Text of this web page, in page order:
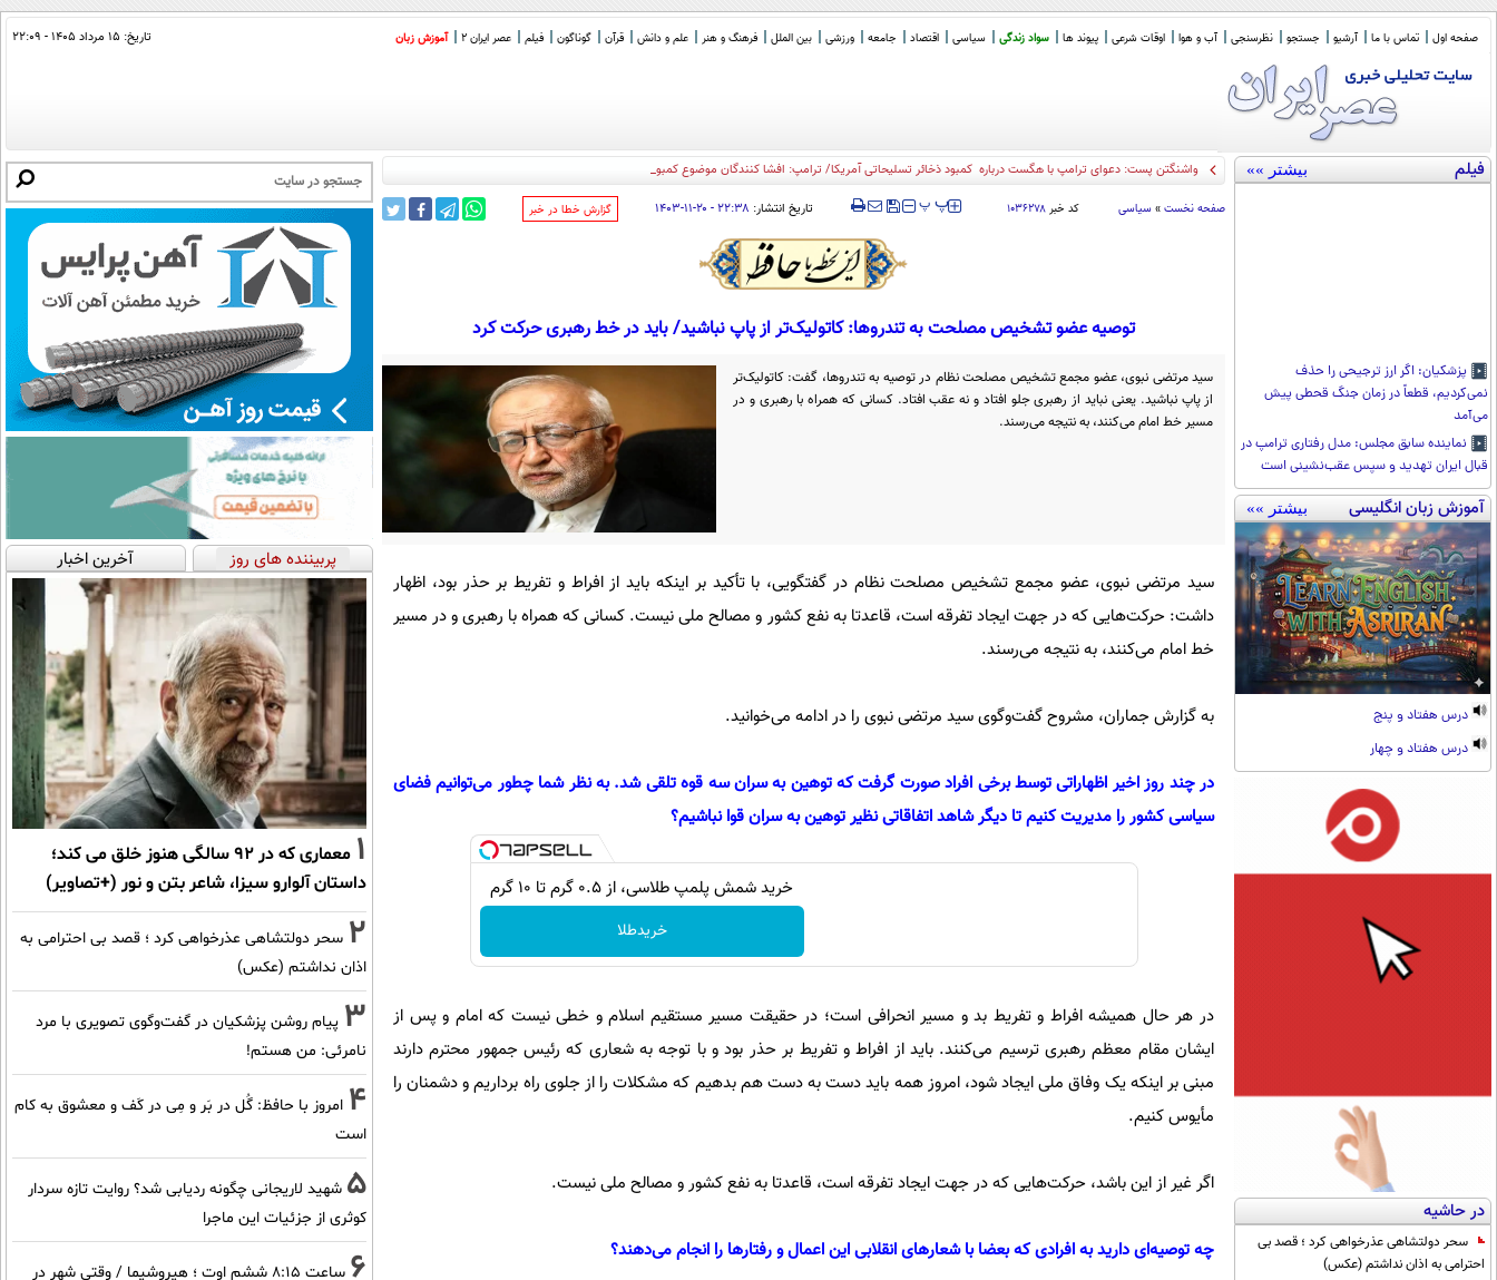
صفحه اول تماس با ما آرشیو جستجو نظرسنجی آب و هوا اوقات شرعی پیوند ها سواد زندگی سیاسی اقتصاد جامعه ورزشی بین الملل فرهنگ و هنر علم و دانش قرآن گوناگون فیلم عصر ایران 2 آموزش زبان تاریخ: ۱۵ مرداد ۱۴۰۵ - ۲۲:۰۹
فیلم بیشتر »»
پزشکیان: اگر ارز ترجیحی را حذف
نمی‌کردیم، قطعاً در زمان جنگ قحطی پیش
می‌آمد
نماینده سابق مجلس: مدل رفتاری ترامپ در
قبال ایران تهدید و سپس عقب‌نشینی است
آموزش زبان انگلیسی بیشتر »»
درس هفتاد و پنج
درس هفتاد و چهار
در حاشیه
سحر دولتشاهی عذرخواهی کرد ؛ قصد بی
احترامی به اذان نداشتم (عکس)
واشنگتن پست: دعوای ترامپ با هگست درباره کمبود ذخائر تسلیحاتی آمریکا/ ترامپ: افشا کنندگان موضوع کمبود مهمات، زندانی
صفحه نخست » سیاسی کد خبر ۱۰۳۶۲۷۸ ‍‍‍ پپ تاریخ انتشار: ۲۲:۳۸ - ۲۰-۱۱-۱۴۰۳ ‌گزارش خطا در خبر
توصیه عضو تشخیص مصلحت به تندرو‌ها: کاتولیک‌تر از پاپ نباشید/ باید در خط رهبری حرکت کرد
سید مرتضی نبوی، عضو مجمع تشخیص مصلحت نظام در توصیه به تندروها، گفت: کاتولیک‌تر
از پاپ نباشید. یعنی نباید از رهبری جلو افتاد و نه عقب افتاد. کسانی که همراه با رهبری و در
مسیر خط امام می‌کنند، به نتیجه می‌رسند.
سید مرتضی نبوی، عضو مجمع تشخیص مصلحت نظام در گفتگویی، با تأکید بر اینکه باید از افراط و تفریط بر حذر بود، اظهار
داشت: حرکت‌هایی که در جهت ایجاد تفرقه است، قاعدتا به نفع کشور و مصالح ملی نیست. کسانی که همراه با رهبری و در مسیر
خط امام می‌کنند، به نتیجه می‌رسند.
به گزارش جماران، مشروح گفت‌وگوی سید مرتضی نبوی را در ادامه می‌خوانید.
در چند روز اخیر اظهاراتی توسط برخی افراد صورت گرفت که توهین به سران سه قوه تلقی شد. به نظر شما چطور می‌توانیم فضای
سیاسی کشور را مدیریت کنیم تا دیگر شاهد اتفاقاتی نظیر توهین به سران قوا نباشیم؟
خرید شمش پلمپ طلاسی، از ۰.۵ گرم تا ۱۰ گرم
خریدطلا
در هر حال همیشه افراط و تفریط بد و مسیر انحرافی است؛ در حقیقت مسیر مستقیم اسلام و خطی نیست که امام و پس از
ایشان مقام معظم رهبری ترسیم می‌کنند. باید از افراط و تفریط بر حذر بود و با توجه به شعاری که رئیس جمهور محترم دارند
مبنی بر اینکه یک وفاق ملی ایجاد شود، امروز همه باید دست به دست هم بدهیم که مشکلات را از جلوی راه برداریم و دشمنان را
مأیوس کنیم.
اگر غیر از این باشد، حرکت‌هایی که در جهت ایجاد تفرقه است، قاعدتا به نفع کشور و مصالح ملی نیست.
چه توصیه‌ای دارید به افرادی که بعضا با شعار‌های انقلابی این اعمال و رفتار‌ها را انجام می‌دهند؟
پربیننده های روز آخرین اخبار
1
معماری که در 92 سالگی هنوز خلق می کند؛
داستان آلوارو سیزا، شاعر بتن و نور (+تصاویر)
2 سحر دولتشاهی عذرخواهی کرد ؛ قصد بی احترامی به
اذان نداشتم (عکس)
3 پیام روشن پزشکیان در گفت‌و‌گوی تصویری با مرد
نامرئی: من هستم!
4 امروز با حافظ: گُل در بَر و مِی در کَف و معشوق به کام
است
5 شهید لاریجانی چگونه ردیابی شد؟ روایت تازه سردار
کوثری از جزئیات این ماجرا
6
ساعت ۸:۱۵ ششم اوت ؛ هیروشیما / وقتی شهر در